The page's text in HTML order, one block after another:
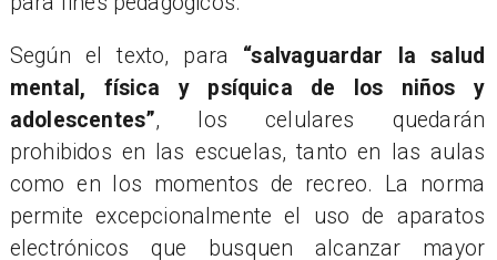
Según el texto, para “salvaguardar la salud
mental, física y psíquica de los niños y
adolescentes”, los celulares quedarán
prohibidos en las escuelas, tanto en las aulas
como en los momentos de recreo. La norma
permite excepcionalmente el uso de aparatos
electrónicos que busquen alcanzar mayor